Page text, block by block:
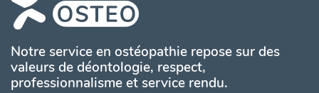
Notre service en ostéopathie repose sur des
valeurs de déontologie, respect,
professionnalisme et service rendu.